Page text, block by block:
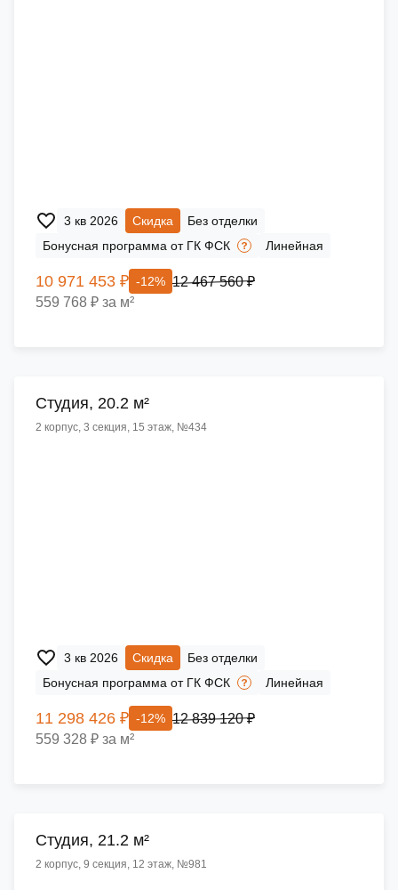
3 кв 2026 Скидка
Без отделки
Бонусная программа от ГК ФСК
Линейная
10 971 453 ₽ -12% 12 467 560 ₽
559 768 ₽ за м²
Cтудия, 20.2 м²
2 корпус, 3 секция, 15 этаж, №434
3 кв 2026 Скидка
Без отделки
Бонусная программа от ГК ФСК
Линейная
11 298 426 ₽ -12% 12 839 120 ₽
559 328 ₽ за м²
Cтудия, 21.2 м²
2 корпус, 9 секция, 12 этаж, №981